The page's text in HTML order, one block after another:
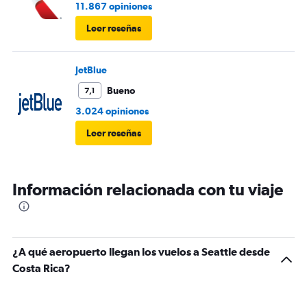
11.867 opiniones
Leer reseñas
JetBlue
7,1
Bueno
3.024 opiniones
Leer reseñas
Información relacionada con tu viaje
¿A qué aeropuerto llegan los vuelos a Seattle desde
Costa Rica?